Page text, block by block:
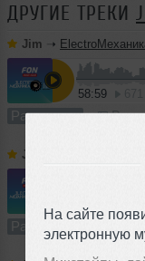
На сайте
электронную
ДРУГИЕ ТРЕКИ
Jim ➝
58:59
Радио-шоу В
Jim
Радио-шоу В